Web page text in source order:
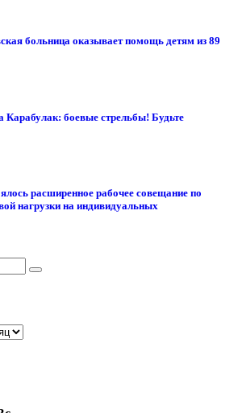
больница оказывает помощь детям из 89
боевые стрельбы! Будьте
расширенное рабочее совещание по
нагрузки на индивидуальных